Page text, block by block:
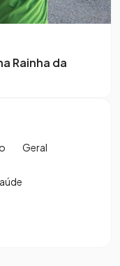
Rainha da
Geral